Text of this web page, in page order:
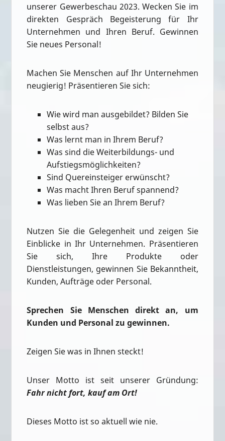
unserer Gewerbeschau 2023. Wecken Sie im
direkten Gespräch Begeisterung für Ihr
Unternehmen und Ihren Beruf. Gewinnen
Sie neues Personal!
Machen Sie Menschen auf Ihr Unternehmen
neugierig! Präsentieren Sie sich:
Wie wird man ausgebildet? Bilden Sie
selbst aus?
Was lernt man in Ihrem Beruf?
Was sind die Weiterbildungs- und
Aufstiegsmöglichkeiten?
Sind Quereinsteiger erwünscht?
Was macht Ihren Beruf spannend?
Was lieben Sie an Ihrem Beruf?
Nutzen Sie die Gelegenheit und zeigen Sie
Einblicke in Ihr Unternehmen. Präsentieren
Sie sich, Ihre Produkte oder
Dienstleistungen, gewinnen Sie Bekanntheit,
Kunden, Aufträge oder Personal.
Sprechen Sie Menschen direkt an, um
Kunden und Personal zu gewinnen.
Zeigen Sie was in Ihnen steckt!
Unser Motto ist seit unserer Gründung:
Fahr nicht fort, kauf am Ort!
Dieses Motto ist so aktuell wie nie.